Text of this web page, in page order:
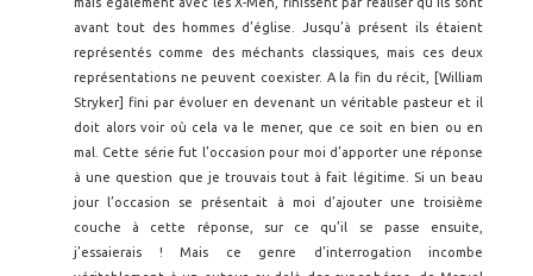
avant tout des hommes d’église. Jusqu’à présent ils étaient
représentés comme des méchants classiques, mais ces deux
représentations ne peuvent coexister. A la fin du récit, [William
Stryker] fini par évoluer en devenant un véritable pasteur et il
doit alors voir où cela va le mener, que ce soit en bien ou en
mal. Cette série fut l’occasion pour moi d’apporter une réponse
à une question que je trouvais tout à fait légitime. Si un beau
jour l’occasion se présentait à moi d’ajouter une troisième
couche à cette réponse, sur ce qu’il se passe ensuite,
j’essaierais ! Mais ce genre d’interrogation incombe